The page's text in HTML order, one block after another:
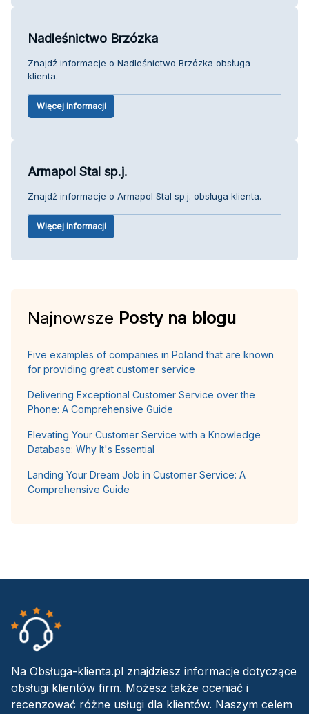
Nadleśnictwo Brzózka
Znajdź informacje o Nadleśnictwo Brzózka obsługa
klienta.
Więcej informacji
Armapol Stal sp.j.
Znajdź informacje o Armapol Stal sp.j. obsługa klienta.
Więcej informacji
Najnowsze Posty na blogu
Five examples of companies in Poland that are known
for providing great customer service
Delivering Exceptional Customer Service over the
Phone: A Comprehensive Guide
Elevating Your Customer Service with a Knowledge
Database: Why It's Essential
Landing Your Dream Job in Customer Service: A
Comprehensive Guide
Na Obsługa-klienta.pl znajdziesz informacje dotyczące
obsługi klientów firm. Możesz także oceniać i
recenzować różne usługi dla klientów. Naszym celem